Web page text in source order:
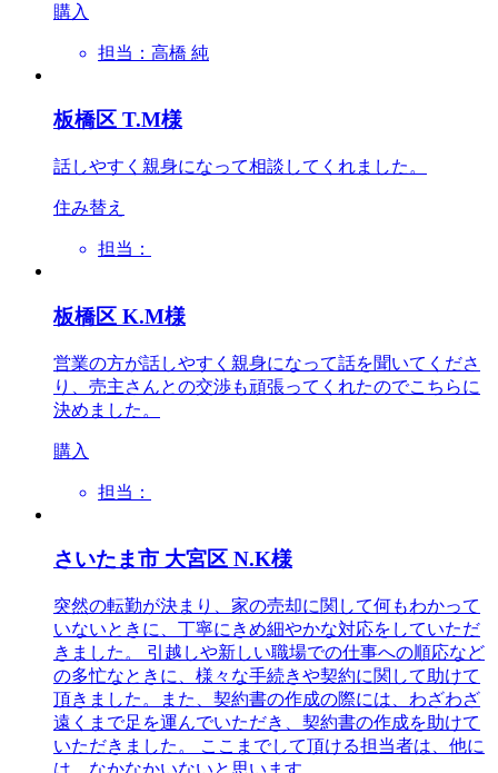
購入
担当：高橋 純
板橋区 T.M様
話しやすく親身になって相談してくれました。
住み替え
担当：
板橋区 K.M様
営業の方が話しやすく親身になって話を聞いてくださ
り、売主さんとの交渉も頑張ってくれたのでこちらに
決めました。
購入
担当：
さいたま市 大宮区 N.K様
突然の転勤が決まり、家の売却に関して何もわかって
いないときに、丁寧にきめ細やかな対応をしていただ
きました。 引越しや新しい職場での仕事への順応など
の多忙なときに、様々な手続きや契約に関して助けて
頂きました。また、契約書の作成の際には、わざわざ
遠くまで足を運んでいただき、契約書の作成を助けて
いただきました。 ここまでして頂ける担当者は、他に
は、なかなかいないと思います。